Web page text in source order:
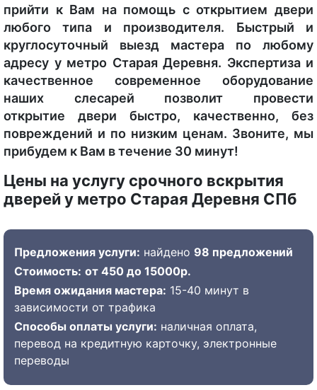
прийти к Вам на помощь с открытием двери
любого типа и производителя. Быстрый и
круглосуточный выезд мастера по любому
адресу у метро Старая Деревня. Экспертиза и
качественное современное оборудование
наших слесарей позволит провести
открытие двери быстро, качественно, без
повреждений и по низким ценам. Звоните, мы
прибудем к Вам в течение 30 минут!
Цены на услугу срочного вскрытия
дверей у метро Старая Деревня СПб
Предложения услуги: найдено 98 предложений
Стоимость: от 450 до 15000р.
Время ожидания мастера: 15-40 минут в
зависимости от трафика
Способы оплаты услуги: наличная оплата,
перевод на кредитную карточку, электронные
переводы